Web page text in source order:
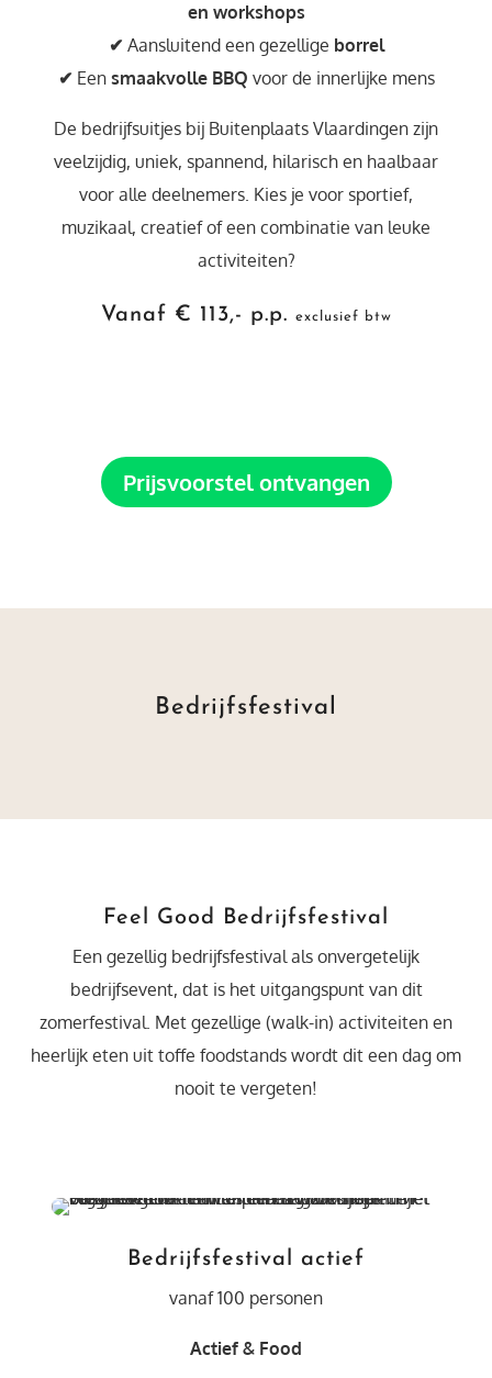
en workshops
✔ Aansluitend een gezellige borrel
✔ Een smaakvolle BBQ voor de innerlijke mens
De bedrijfsuitjes bij Buitenplaats Vlaardingen zijn
veelzijdig, uniek, spannend, hilarisch en haalbaar
voor alle deelnemers. Kies je voor sportief,
muzikaal, creatief of een combinatie van leuke
activiteiten?
Vanaf € 113,- p.p. exclusief btw
Prijsvoorstel ontvangen
Bedrijfsfestival
Feel Good Bedrijfsfestival
Een gezellig bedrijfsfestival als onvergetelijk
bedrijfsevent, dat is het uitgangspunt van dit
zomerfestival. Met gezellige (walk-in) activiteiten en
heerlijk eten uit toffe foodstands wordt dit een dag om
nooit te vergeten!
Bedrijfsfestival actief
vanaf 100 personen
Actief & Food